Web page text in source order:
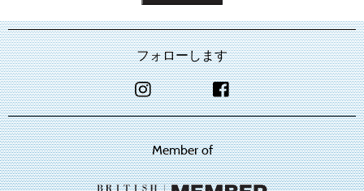
フォローします
Member of